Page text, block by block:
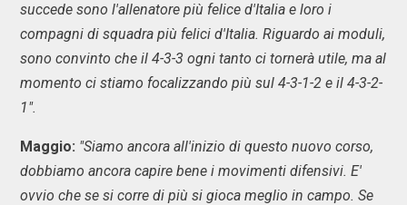
succede sono l'allenatore più felice d'Italia e loro i
compagni di squadra più felici d'Italia. Riguardo ai moduli,
sono convinto che il 4-3-3 ogni tanto ci tornerà utile, ma al
momento ci stiamo focalizzando più sul 4-3-1-2 e il 4-3-2-
1".
Maggio: "Siamo ancora all'inizio di questo nuovo corso,
dobbiamo ancora capire bene i movimenti difensivi. E'
ovvio che se si corre di più si gioca meglio in campo. Se